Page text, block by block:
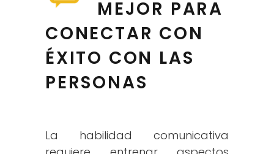
MEJOR PARA
CONECTAR CON
ÉXITO CON LAS
PERSONAS
La habilidad comunicativa